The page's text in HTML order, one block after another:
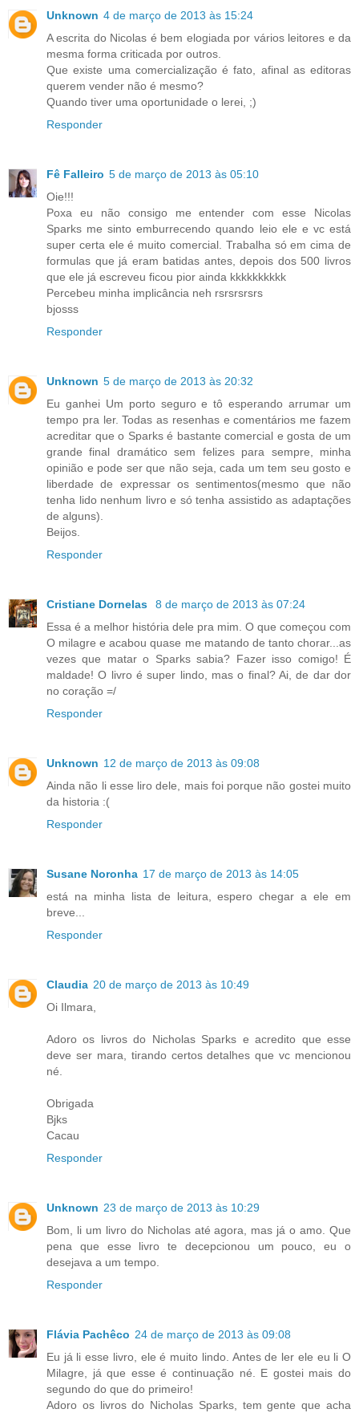
Unknown 4 de março de 2013 às 15:24
A escrita do Nicolas é bem elogiada por vários leitores e da
mesma forma criticada por outros.
Que existe uma comercialização é fato, afinal as editoras
querem vender não é mesmo?
Quando tiver uma oportunidade o lerei, ;)
Responder
Fê Falleiro 5 de março de 2013 às 05:10
Oie!!!
Poxa eu não consigo me entender com esse Nicolas
Sparks me sinto emburrecendo quando leio ele e vc está
super certa ele é muito comercial. Trabalha só em cima de
formulas que já eram batidas antes, depois dos 500 livros
que ele já escreveu ficou pior ainda kkkkkkkkkk
Percebeu minha implicância neh rsrsrsrsrs
bjosss
Responder
Unknown 5 de março de 2013 às 20:32
Eu ganhei Um porto seguro e tô esperando arrumar um
tempo pra ler. Todas as resenhas e comentários me fazem
acreditar que o Sparks é bastante comercial e gosta de um
grande final dramático sem felizes para sempre, minha
opinião e pode ser que não seja, cada um tem seu gosto e
liberdade de expressar os sentimentos(mesmo que não
tenha lido nenhum livro e só tenha assistido as adaptações
de alguns).
Beijos.
Responder
Cristiane Dornelas
8 de março de 2013 às 07:24
Essa é a melhor história dele pra mim. O que começou com
O milagre e acabou quase me matando de tanto chorar...as
vezes que matar o Sparks sabia? Fazer isso comigo! É
maldade! O livro é super lindo, mas o final? Ai, de dar dor
no coração =/
Responder
Unknown 12 de março de 2013 às 09:08
Ainda não li esse liro dele, mais foi porque não gostei muito
da historia :(
Responder
Susane Noronha 17 de março de 2013 às 14:05
está na minha lista de leitura, espero chegar a ele em
breve...
Responder
Claudia 20 de março de 2013 às 10:49
Oi Ilmara,
Adoro os livros do Nicholas Sparks e acredito que esse
deve ser mara, tirando certos detalhes que vc mencionou
né.
Obrigada
Bjks
Cacau
Responder
Unknown 23 de março de 2013 às 10:29
Bom, li um livro do Nicholas até agora, mas já o amo. Que
pena que esse livro te decepcionou um pouco, eu o
desejava a um tempo.
Responder
Flávia Pachêco 24 de março de 2013 às 09:08
Eu já li esse livro, ele é muito lindo. Antes de ler ele eu li O
Milagre, já que esse é continuação né. E gostei mais do
segundo do que do primeiro!
Adoro os livros do Nicholas Sparks, tem gente que acha